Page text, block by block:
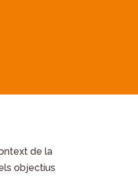
de la
objectius